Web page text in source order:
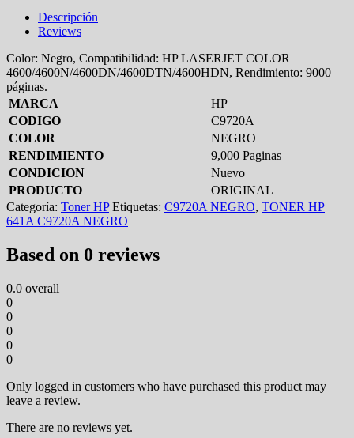
Descripción
Reviews
Color: Negro, Compatibilidad: HP LASERJET COLOR
4600/4600N/4600DN/4600DTN/4600HDN, Rendimiento: 9000
páginas.
MARCA
HP
CODIGO
C9720A
COLOR
NEGRO
RENDIMIENTO
9,000 Paginas
CONDICION
Nuevo
PRODUCTO
ORIGINAL
Categoría: Toner HP Etiquetas: C9720A NEGRO, TONER HP
641A C9720A NEGRO
Based on 0 reviews
0.0 overall
0
0
0
0
0
Only logged in customers who have purchased this product may
leave a review.
There are no reviews yet.